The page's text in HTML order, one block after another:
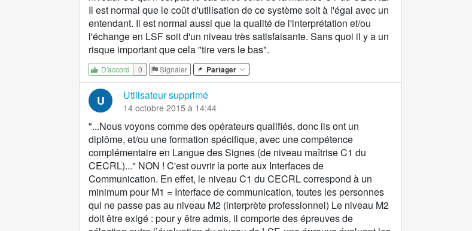
Il est normal que le coût d'utilisation de ce système soit à l'égal avec un
entendant. Il est normal aussi que la qualité de l'interprétation et/ou
l'échange en LSF soit d'un niveau très satisfaisante. Sans quoi il y a un
risque important que cela "tire vers le bas".
D'accord 0 Signaler Partager
U Utilisateur supprimé
14 octobre 2015 à 14:44
"...Nous voyons comme des opérateurs qualifiés, donc ils ont un
diplôme, et/ou une formation spécifique, avec une compétence
complémentaire en Langue des Signes (de niveau maîtrise C1 du
CECRL)..." NON ! C'est ouvrir la porte aux Interfaces de
Communication. En effet, le niveau C1 du CECRL correspond à un
minimum pour M1 = Interface de communication, toutes les personnes
qui ne passe pas au niveau M2 (interprète professionnel) Le niveau M2
doit être exigé : pour y être admis, il comporte des épreuves de